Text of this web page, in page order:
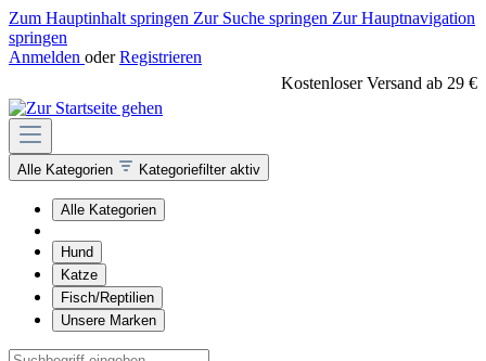
Zum Hauptinhalt springen Zur Suche springen Zur Hauptnavigation
springen
Anmelden oder Registrieren
Kostenloser Versand ab 29 €
Alle Kategorien Kategoriefilter aktiv
Alle Kategorien
Hund
Katze
Fisch/Reptilien
Unsere Marken